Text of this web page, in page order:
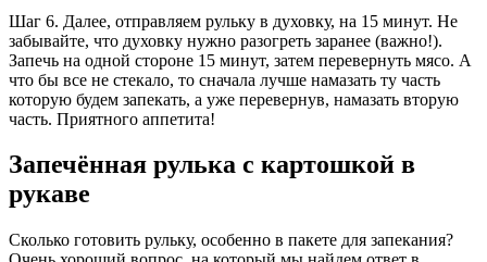
Шаг 6. Далее, отправляем рульку в духовку, на 15 минут. Не
забывайте, что духовку нужно разогреть заранее (важно!).
Запечь на одной стороне 15 минут, затем перевернуть мясо. А
что бы все не стекало, то сначала лучше намазать ту часть
которую будем запекать, а уже перевернув, намазать вторую
часть. Приятного аппетита!
Запечённая рулька с картошкой в
рукаве
Сколько готовить рульку, особенно в пакете для запекания?